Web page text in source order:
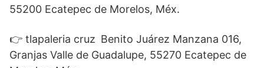
55200 Ecatepec de Morelos, Méx.
👉 tlapaleria cruz Benito Juárez Manzana 016,
Granjas Valle de Guadalupe, 55270 Ecatepec de